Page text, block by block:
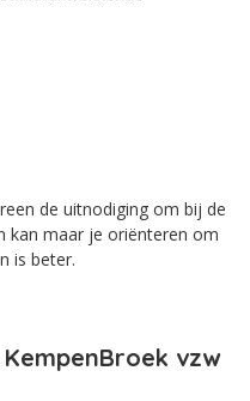
de uitnodiging om bij de
kan maar je oriënteren om
is beter.
vzw